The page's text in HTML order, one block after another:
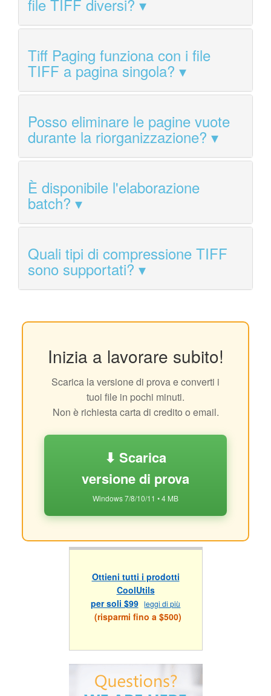
file TIFF diversi?
Tiff Paging funziona con i file
TIFF a pagina singola?
Posso eliminare le pagine vuote
durante la riorganizzazione?
È disponibile l'elaborazione
batch?
Quali tipi di compressione TIFF
sono supportati?
Inizia a lavorare subito!
Scarica la versione di prova e converti i
tuoi file in pochi minuti.
Non è richiesta carta di credito o email.
⬇ Scarica
versione di prova
Windows 7/8/10/11 • 4 MB
Ottieni tutti i prodotti
CoolUtils
per soli $99 leggi di più
(risparmi fino a $500)